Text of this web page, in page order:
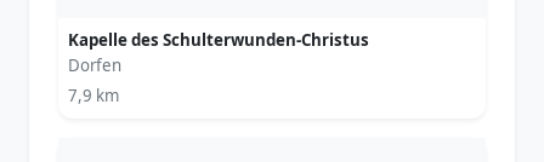
Kapelle des Schulterwunden-Christus
Dorfen
7,9 km